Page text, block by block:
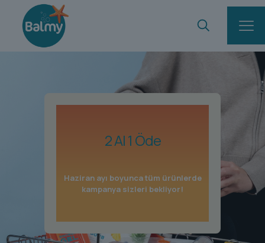
2 Al 1 Öde
Haziran ayı boyunca tüm ürünlerde
kampanya sizleri bekliyor!